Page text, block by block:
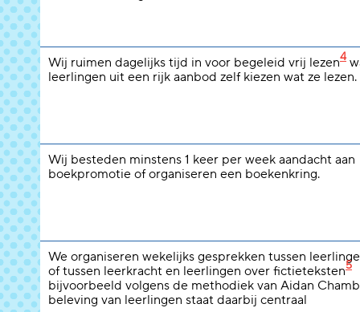
Wij ruimen dagelijks tijd in voor begeleid vrij lezen4
leerlingen uit een rijk aanbod zelf kiezen wat ze lezen.
Wij besteden minstens 1 keer per week aandacht aan
boekpromotie of organiseren een boekenkring.
We organiseren wekelijks gesprekken tussen
of tussen leerkracht en leerlingen over fictieteksten5
bijvoorbeeld volgens de methodiek van Aidan
beleving van leerlingen staat daarbij centraal